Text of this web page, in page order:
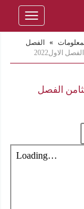
Toggle
»
الفصل
الاول2022
الفصل